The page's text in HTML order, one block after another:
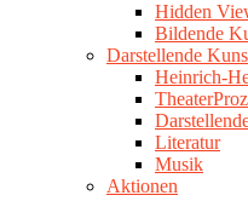
Hidden
Bildende
Darstellende
Heinrich-
Literatur
Musik
Aktionen